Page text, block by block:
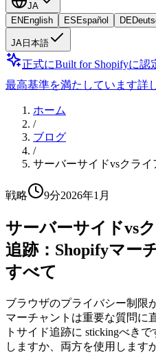
JA
EN English ES Español DE
JA 日本語
正式にBuilt for Shopifyに
最高基準を満たしています詳
ホーム
/
ブログ
/
サーバーサイドvsクライ
戦略 9分2026年1月
サーバーサイドvs
追跡：Shopifyマー
すべて
ブラウザのプライバシー制限
マーチャントは重要な質問に
トサイド追跡に stickingべき
しますか、両方を使用します